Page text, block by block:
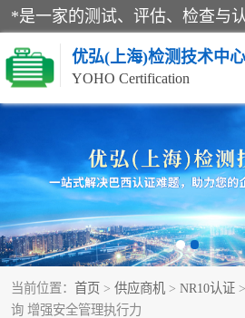
优弘(上海)检测技术中心
YOHO Certification
当前位置： 首页 > 供应商机 > NR10认证
询 增强安全管理执行力
RECYCLASS认证
NR12认证
ART认证 巴
巴西认证